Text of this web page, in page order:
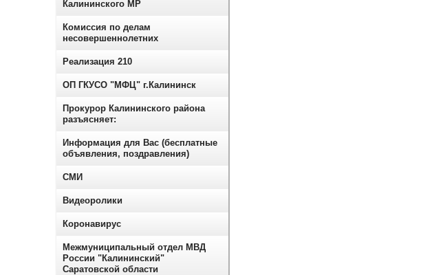
Калининского МР
Комиссия по делам
несовершеннолетних
Реализация 210
ОП ГКУСО "МФЦ" г.Калининск
Прокурор Калининского района
разъясняет:
Информация для Вас (бесплатные
объявления, поздравления)
СМИ
Видеоролики
Коронавирус
Межмуниципальный отдел МВД
России "Калининский"
Саратовской области